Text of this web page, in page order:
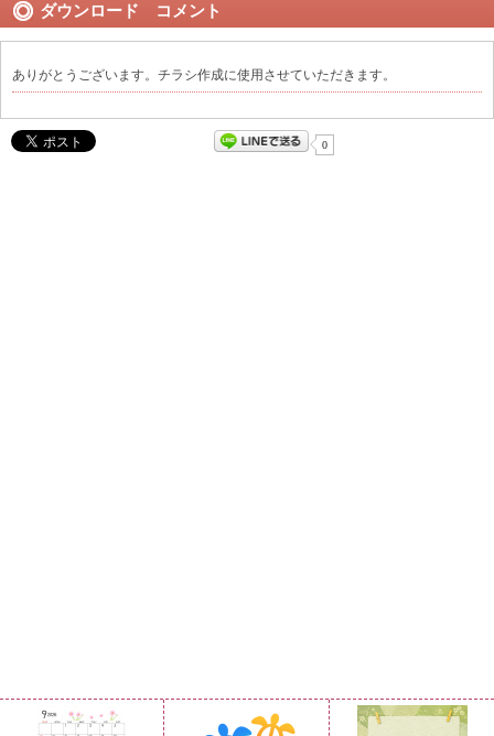
ダウンロード コメント
ありがとうございます。チラシ作成に使用させていただきます。
0